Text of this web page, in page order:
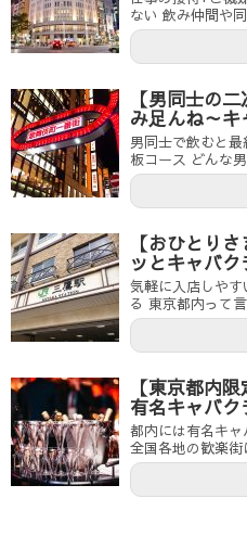
ない 飲み仲間や
【男同士の
み足んね～
男同士で飲むと
板コース どんな
【おひとり
ッとキャバ
気軽に入店しや
る 東京都内って
【東京都内
有名キャバク
都内には有名キ
全国各地の歓楽